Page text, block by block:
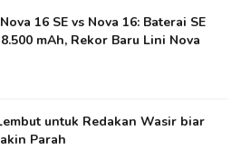
16 SE vs Nova 16: Baterai SE
mAh, Rekor Baru Lini Nova
untuk Redakan Wasir biar
Parah